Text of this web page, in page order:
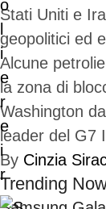
Stati Uniti e
geopolitici ed
Alcune
la zona di
Washington
leader del G7
By Cinzia
Trending